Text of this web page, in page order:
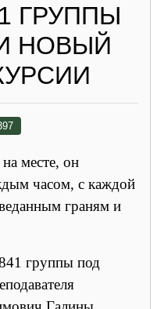
ГРУППЫ
НОВЫЙ
месте, он
часом, с каждой
граням и
группы под